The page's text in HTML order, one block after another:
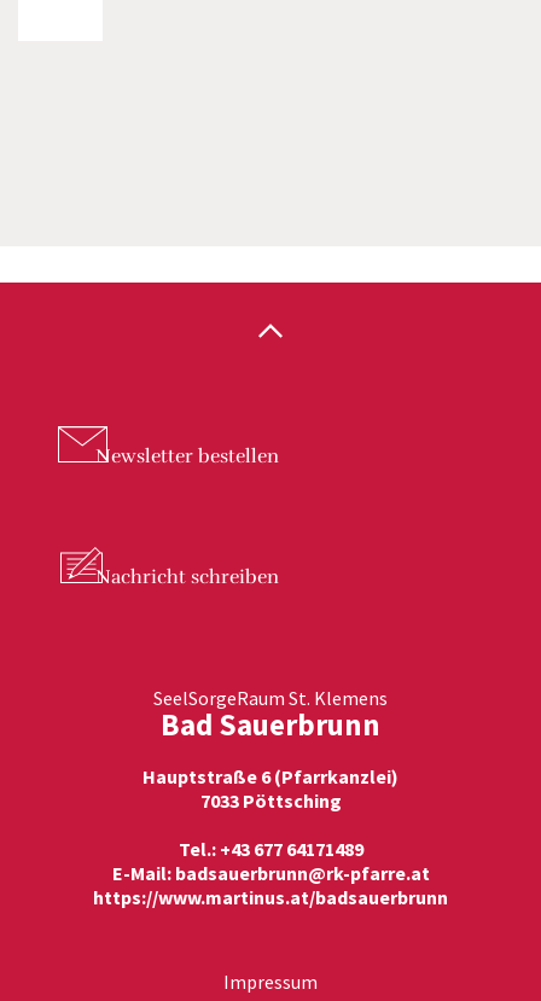
Newsletter bestellen
Nachricht schreiben
SeelSorgeRaum St. Klemens
Bad Sauerbrunn
Hauptstraße 6 (Pfarrkanzlei)
7033 Pöttsching
Tel.: +43 677 64171489
E-Mail: badsauerbrunn@rk-pfarre.at
https://www.martinus.at/badsauerbrunn
Impressum